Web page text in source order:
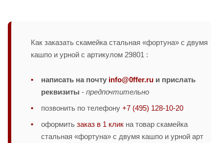
Как заказать скамейка стальная «фортуна» с двумя
кашпо и урной с артикулом 29801 :
написать на почту info@0ffer.ru и прислать
реквизиты - предпочтительно
позвонить по телефону +7 (495) 128-10-20
оформить заказ в 1 клик на товар скамейка
стальная «фортуна» с двумя кашпо и урной арт